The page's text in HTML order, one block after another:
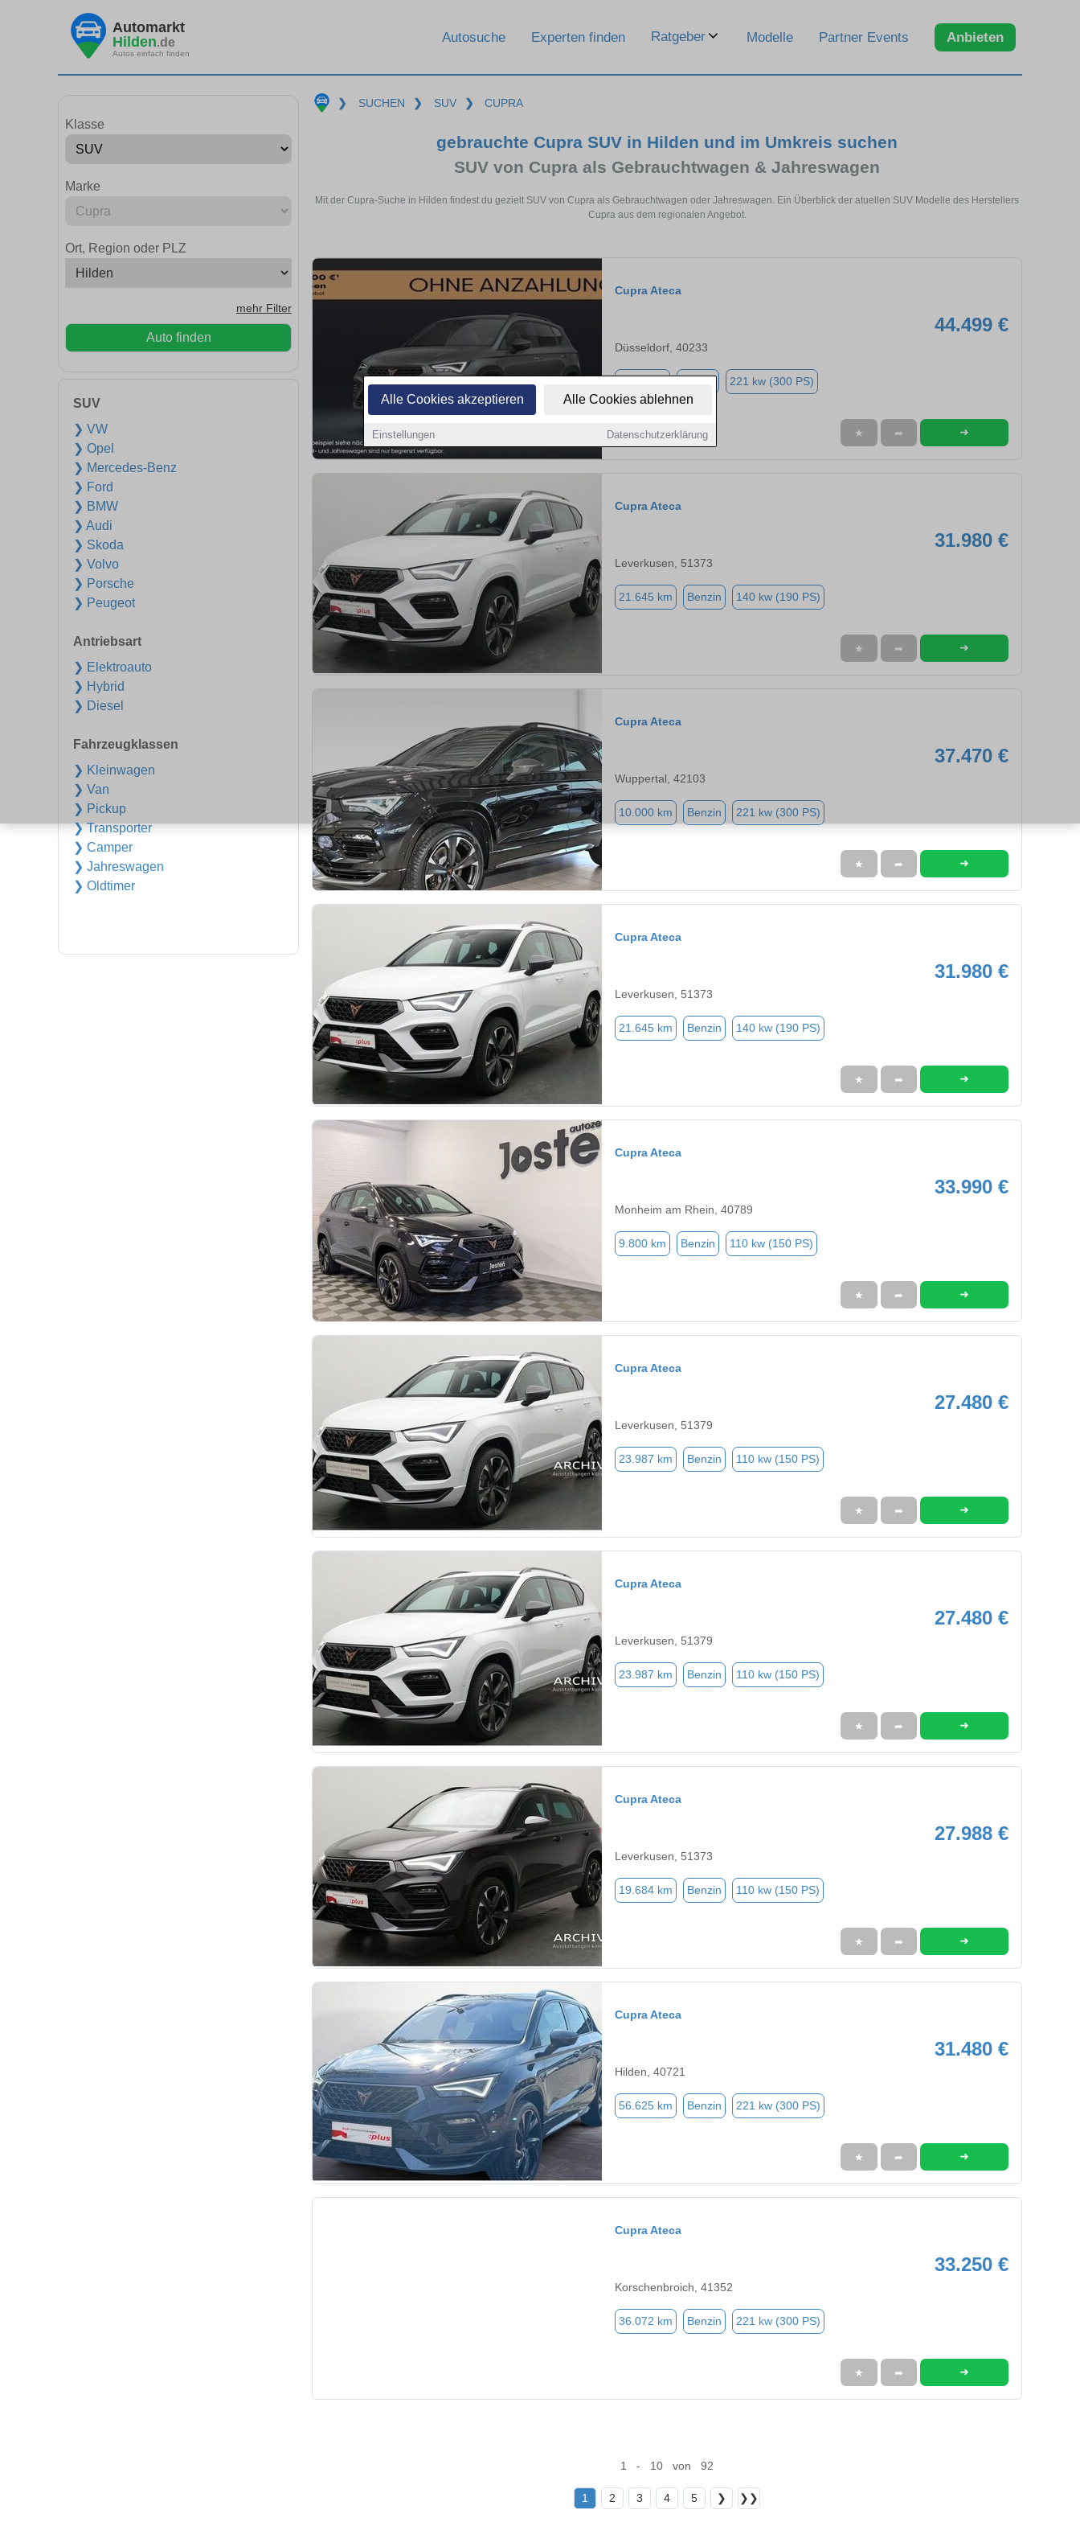
Alle Cookies akzeptieren Alle Cookies ablehnen
Einstellungen Datenschutzerklärung
Automarkt
Hilden.de
Autos einfach finden
Autosuche Experten finden Ratgeber Modelle Partner Events Anbieten
Klasse
Marke
Ort, Region oder PLZ
mehr Filter
Auto finden
SUV
❯ VW
❯ Opel
❯ Mercedes-Benz
❯ Ford
❯ BMW
❯ Audi
❯ Skoda
❯ Volvo
❯ Porsche
❯ Peugeot
Antriebsart
❯ Elektroauto
❯ Hybrid
❯ Diesel
Fahrzeugklassen
❯ Kleinwagen
❯ Van
❯ Pickup
❯ Transporter
❯ Camper
❯ Jahreswagen
❯ Oldtimer
❯ SUCHEN ❯ SUV ❯ CUPRA
gebrauchte Cupra SUV in Hilden und im Umkreis suchen
SUV von Cupra als Gebrauchtwagen & Jahreswagen
Mit der Cupra-Suche in Hilden findest du gezielt SUV von Cupra als Gebrauchtwagen oder Jahreswagen. Ein Überblick der atuellen SUV Modelle des Herstellers
Cupra aus dem regionalen Angebot.
Cupra Ateca
44.499 €
Düsseldorf, 40233
221 kw (300 PS)
★ ➦ ➜
Cupra Ateca
31.980 €
Leverkusen, 51373
21.645 km Benzin 140 kw (190 PS)
★ ➦ ➜
Cupra Ateca
37.470 €
Wuppertal, 42103
10.000 km Benzin 221 kw (300 PS)
★ ➦ ➜
Cupra Ateca
31.980 €
Leverkusen, 51373
21.645 km Benzin 140 kw (190 PS)
★ ➦ ➜
Cupra Ateca
33.990 €
Monheim am Rhein, 40789
9.800 km Benzin 110 kw (150 PS)
★ ➦ ➜
Cupra Ateca
27.480 €
Leverkusen, 51379
23.987 km Benzin 110 kw (150 PS)
★ ➦ ➜
Cupra Ateca
27.480 €
Leverkusen, 51379
23.987 km Benzin 110 kw (150 PS)
★ ➦ ➜
Cupra Ateca
27.988 €
Leverkusen, 51373
19.684 km Benzin 110 kw (150 PS)
★ ➦ ➜
Cupra Ateca
31.480 €
Hilden, 40721
56.625 km Benzin 221 kw (300 PS)
★ ➦ ➜
Cupra Ateca
33.250 €
Korschenbroich, 41352
36.072 km Benzin 221 kw (300 PS)
★ ➦ ➜
1 - 10 von 92
1 2 3 4 5 ❯ ❯❯